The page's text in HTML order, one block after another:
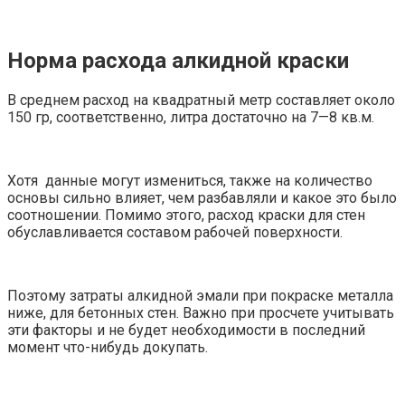
Норма расхода алкидной краски
В среднем расход на квадратный метр составляет около
150 гр, соответственно, литра достаточно на 7—8 кв.м.
Хотя данные могут измениться, также на количество
основы сильно влияет, чем разбавляли и какое это было
соотношении. Помимо этого, расход краски для стен
обуславливается составом рабочей поверхности.
Поэтому затраты алкидной эмали при покраске металла
ниже, для бетонных стен. Важно при просчете учитывать
эти факторы и не будет необходимости в последний
момент что-нибудь докупать.